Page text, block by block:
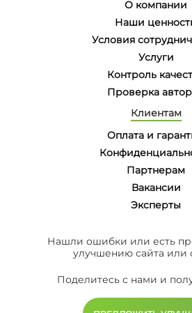
О компании
Наши
Условия
Услуги
Контроль
Проверка
Клиентам
Оплата и
Партнерам
Вакансии
Эксперты
Нашли ошибки или есть
улучшению сайта или
Поделитесь с нами и